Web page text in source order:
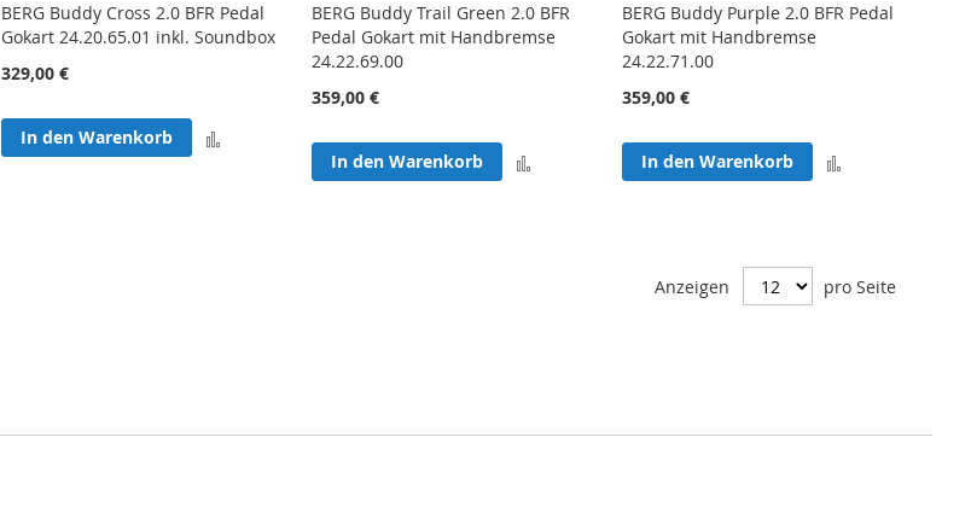
BERG Buddy Cross 2.0 BFR Pedal
Gokart 24.20.65.01 inkl. Soundbox
329,00 €
In den Warenkorb
Vergleichsliste
BERG Buddy Trail Green 2.0 BFR
Pedal Gokart mit Handbremse
24.22.69.00
359,00 €
In den Warenkorb
BERG Buddy Purple 2.0 BFR Pedal
Gokart mit Handbremse
24.22.71.00
359,00 €
In den Warenkorb
Anzeigen pro Seite